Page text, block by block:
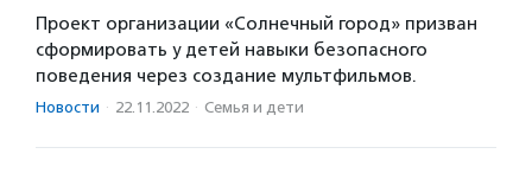
Проект организации «Солнечный город» призван
сформировать у детей навыки безопасного
поведения через создание мультфильмов.
Новости · 22.11.2022 · Семья и дети